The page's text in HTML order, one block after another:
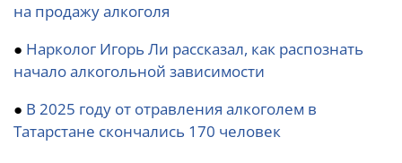
на продажу алкоголя
● Нарколог Игорь Ли рассказал, как распознать
начало алкогольной зависимости
● В 2025 году от отравления алкоголем в
Татарстане скончались 170 человек